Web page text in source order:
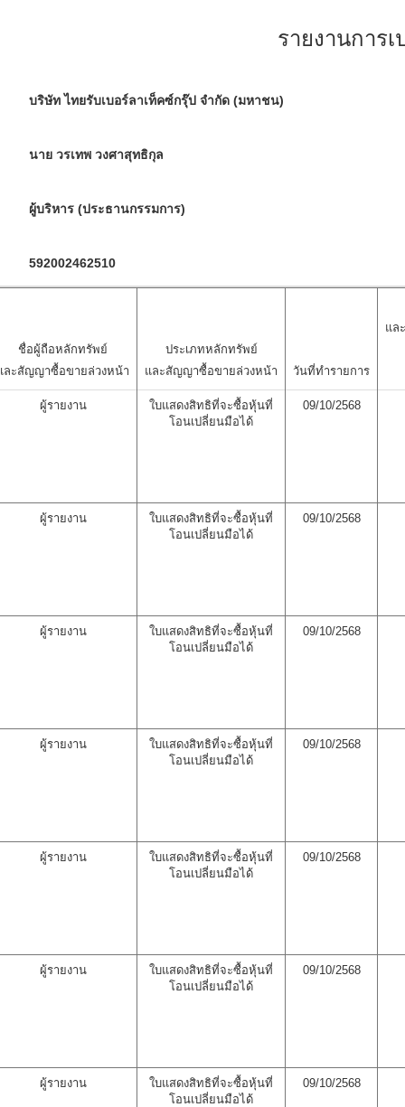
รายงานการ
บริษัท ไทยรับเบอร์ลาเท็คซ์กรุ๊ป จำกัด (มหาชน)
นาย วรเทพ วงศาสุทธิกุล
ผู้บริหาร (ประธานกรรมการ)
592002462510
ชื่อผู้ถือหลักทรัพย์
ละสัญญาซื้อขายล่วงหน้า
ประเภทหลักทรัพย์
และสัญญาซื้อขายล่วงหน้า
วันที่ทำรายการ
แล
ผู้รายงาน
ใบแสดงสิทธิที่จะซื้อหุ้นที่
โอนเปลี่ยนมือได้
09/10/2568
ผู้รายงาน
ใบแสดงสิทธิที่จะซื้อหุ้นที่
โอนเปลี่ยนมือได้
09/10/2568
ผู้รายงาน
ใบแสดงสิทธิที่จะซื้อหุ้นที่
โอนเปลี่ยนมือได้
09/10/2568
ผู้รายงาน
ใบแสดงสิทธิที่จะซื้อหุ้นที่
โอนเปลี่ยนมือได้
09/10/2568
ผู้รายงาน
ใบแสดงสิทธิที่จะซื้อหุ้นที่
โอนเปลี่ยนมือได้
09/10/2568
ผู้รายงาน
ใบแสดงสิทธิที่จะซื้อหุ้นที่
โอนเปลี่ยนมือได้
09/10/2568
ผู้รายงาน
ใบแสดงสิทธิที่จะซื้อหุ้นที่
โอนเปลี่ยนมือได้
09/10/2568